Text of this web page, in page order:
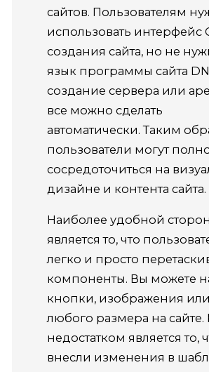
сайтов. Пользователям
использовать интерфейс
создания сайта, но не
язык программы сайта
создание сервера или
все можно сделать
автоматически. Таким
пользователи могут
сосредоточиться на
дизайне и контента сайта.
Наиболее удобной
является то, что
легко и просто
компоненты. Вы можете
кнопки, изображения или
любого размера на сайте.
недостатком является то,
внесли изменения в